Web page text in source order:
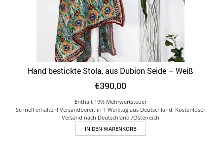
Hand bestickte Stola, aus Dubion Seide – Weiß
€390,00
Enthält 19% Mehrwertsteuer
Schnell erhalten! Versandbereit in 1 Werktag aus Deutschland. Kostenloser
Versand nach Deutschland /Österreich
IN DEN WARENKORB